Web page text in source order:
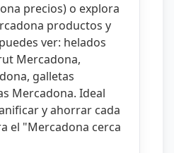
precios) o explora
productos y
ver: helados
Mercadona,
, galletas
Mercadona. Ideal
y ahorrar cada
el "Mercadona cerca